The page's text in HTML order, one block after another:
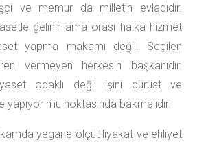
ve memur da milletin evladıdır.
gelinir ama orası halka hizmet
yapma makamı değil. Seçilen
vermeyen herkesin başkanıdır.
odaklı değil işini dürüst ve
mu noktasında bakmalıdır.
yegane ölçüt liyakat ve ehliyet